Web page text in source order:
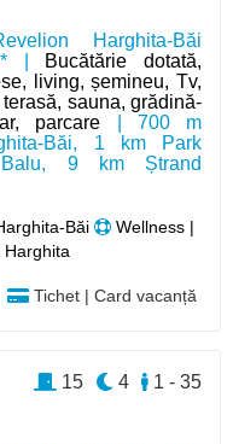
Harghita-Băi
| Bucătărie dotată,
living, șemineu, Tv,
sauna, grădină-
parcare | 700 m
Băi, 1 km Park
Balu, 9 km Ștrand
Băi
Wellness |
Harghita
Tichet | Card vacanță
1 - 35
4
15